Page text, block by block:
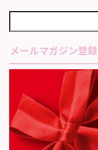
メールマガジン登録